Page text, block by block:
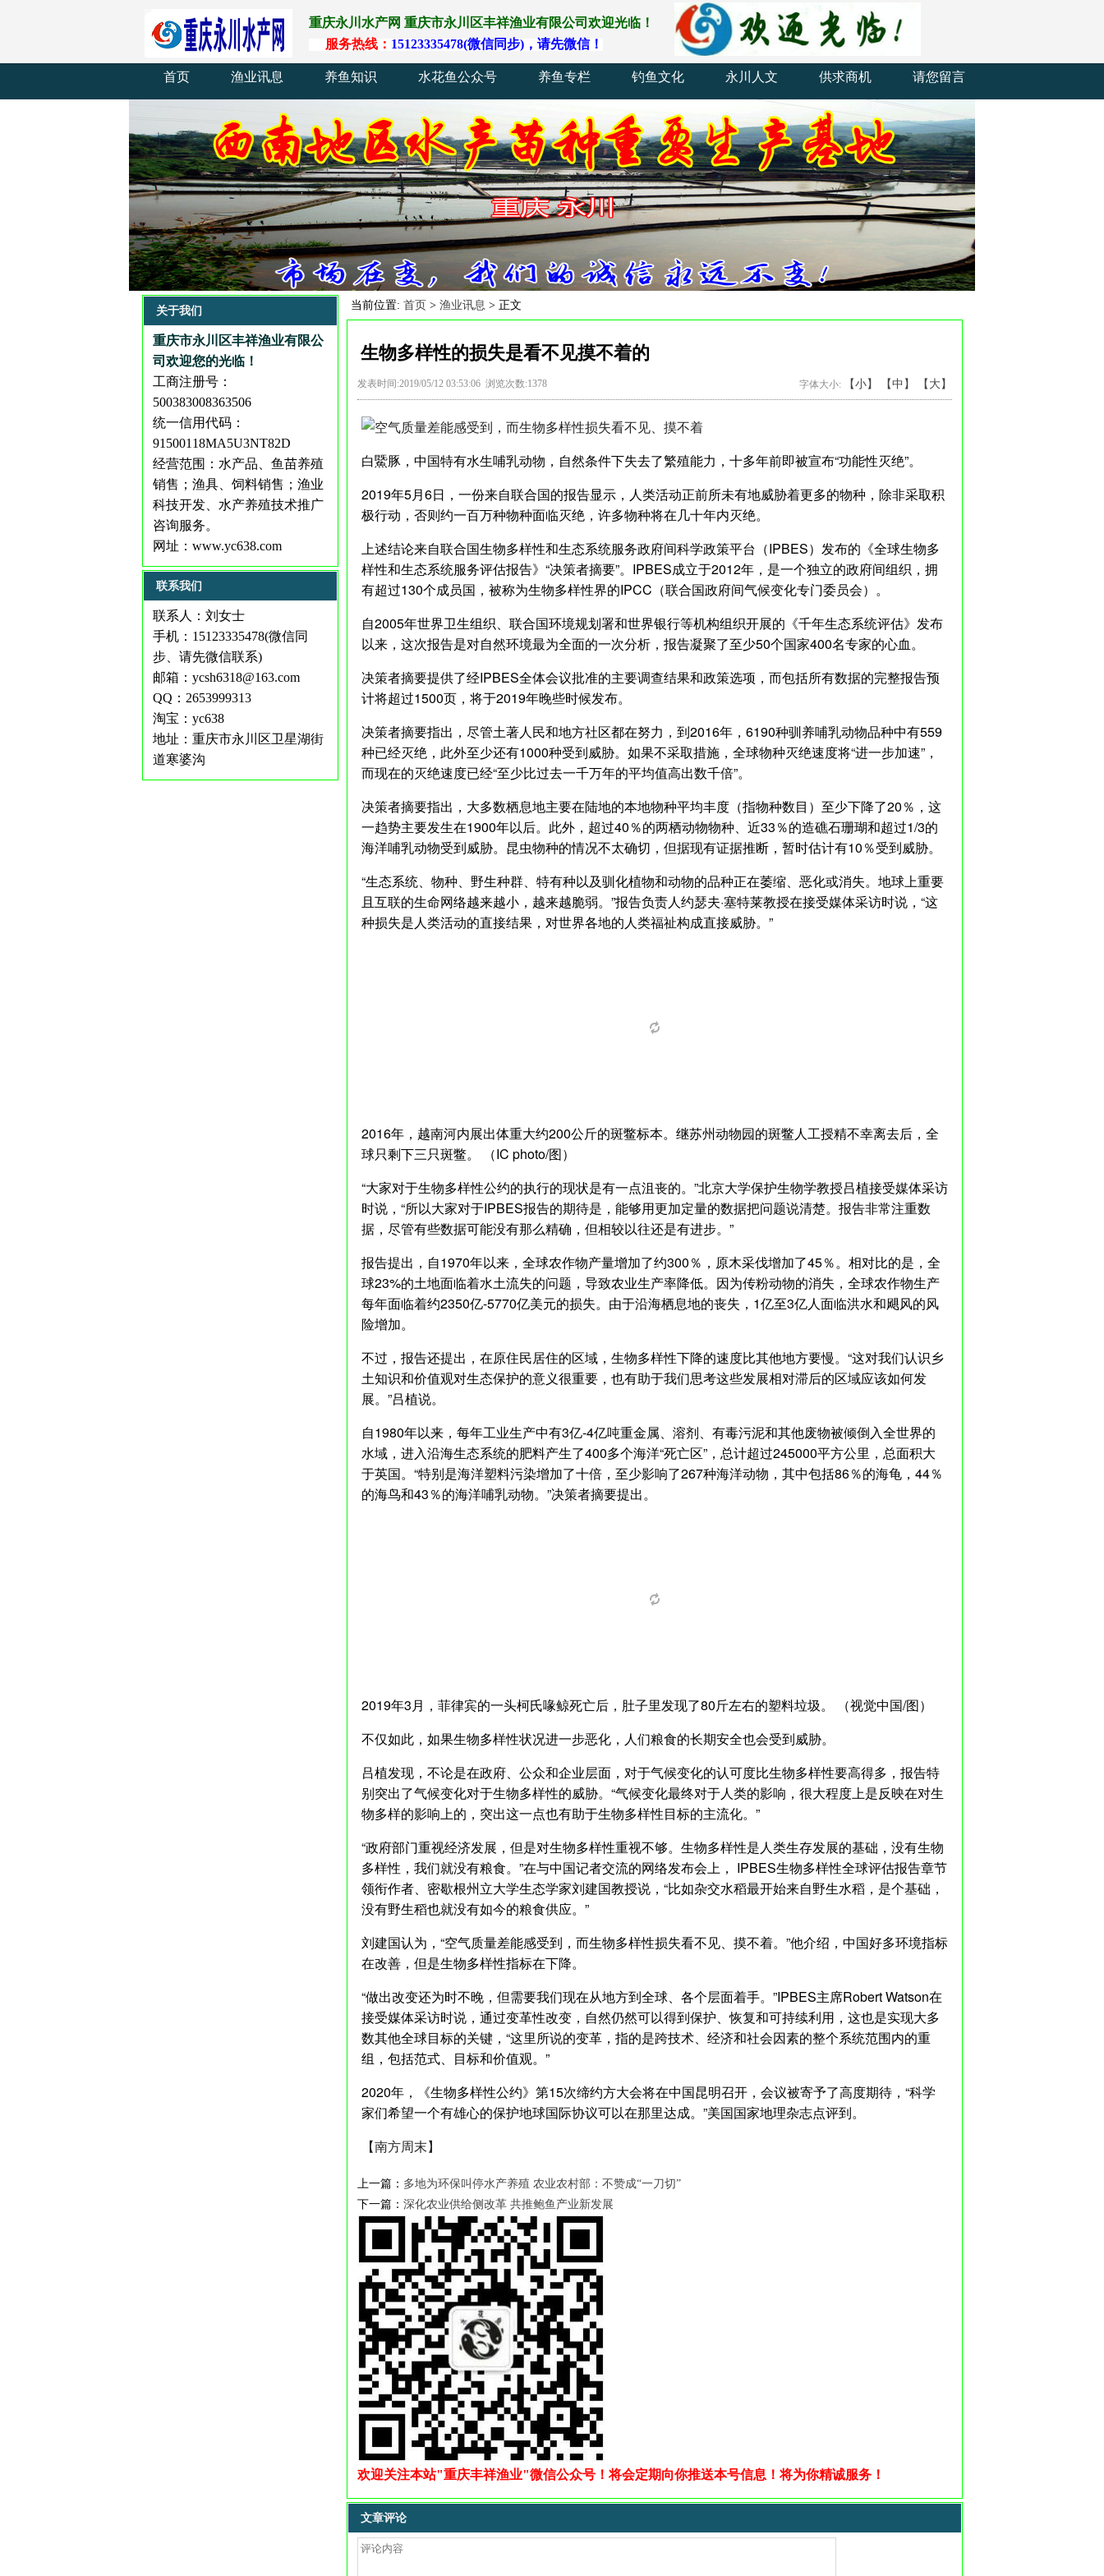
首页 渔业讯息 养鱼知识 水花鱼公众号 养鱼专栏 钓鱼文化 永川人文 供求商机 请您留言
重庆永川水产网 重庆市永川 区丰祥渔业有限公司 欢迎光临！
服务热线： 15123335478(微信同步)， 请先微信！
关于我们
重庆市永川区丰祥渔业有限公
司欢迎您的光临！
工商注册号：
500383008363506
统一信用代码：
91500118MA5U3NT82D
经营范围：水产品、鱼苗养殖
销售；渔具、饲料销售；渔业
科技开发、水产养殖技术推广
咨询服务。
网址： www.yc638.com
联系我们
联系人：刘女士
手机：15123335478(微信同
步、请先微信联系)
邮箱：ycsh6318@163.com
QQ：2653999313
淘宝：yc638
地址：重庆市永川区卫星湖街
道寒婆沟
当前位置: 首页 > 渔业讯息 > 正文
生物多样性的损失是看不见摸不着的
发表时间:2019/05/12 03:53:06 浏览次数:1378 字体大小: 【小】 【中】 【大】
白鱀豚，中国特有水生哺乳动物，自然条件下失去了繁殖能力，十多年前即被宣布“功能性灭绝”。
2019年5月6日，一份来自联合国的报告显示，人类活动正前所未有地威胁着更多的物种，除非采取积
极行动，否则约一百万种物种面临灭绝，许多物种将在几十年内灭绝。
上述结论来自联合国生物多样性和生态系统服务政府间科学政策平台（IPBES）发布的《全球生物多
样性和生态系统服务评估报告》“决策者摘要”。IPBES成立于2012年，是一个独立的政府间组织，拥
有超过130个成员国，被称为生物多样性界的IPCC（联合国政府间气候变化专门委员会）。
自2005年世界卫生组织、联合国环境规划署和世界银行等机构组织开展的《千年生态系统评估》发布
以来，这次报告是对自然环境最为全面的一次分析，报告凝聚了至少50个国家400名专家的心血。
决策者摘要提供了经IPBES全体会议批准的主要调查结果和政策选项，而包括所有数据的完整报告预
计将超过1500页，将于2019年晚些时候发布。
决策者摘要指出，尽管土著人民和地方社区都在努力，到2016年，6190种驯养哺乳动物品种中有559
种已经灭绝，此外至少还有1000种受到威胁。如果不采取措施，全球物种灭绝速度将“进一步加速”，
而现在的灭绝速度已经“至少比过去一千万年的平均值高出数千倍”。
决策者摘要指出，大多数栖息地主要在陆地的本地物种平均丰度（指物种数目）至少下降了20％，这
一趋势主要发生在1900年以后。此外，超过40％的两栖动物物种、近33％的造礁石珊瑚和超过1/3的
海洋哺乳动物受到威胁。昆虫物种的情况不太确切，但据现有证据推断，暂时估计有10％受到威胁。
“生态系统、物种、野生种群、特有种以及驯化植物和动物的品种正在萎缩、恶化或消失。地球上重要
且互联的生命网络越来越小，越来越脆弱。”报告负责人约瑟夫·塞特莱教授在接受媒体采访时说，“这
种损失是人类活动的直接结果，对世界各地的人类福祉构成直接威胁。”
2016年，越南河内展出体重大约200公斤的斑鳖标本。继苏州动物园的斑鳖人工授精不幸离去后，全
球只剩下三只斑鳖。 （IC photo/图）
“大家对于生物多样性公约的执行的现状是有一点沮丧的。”北京大学保护生物学教授吕植接受媒体采访
时说，“所以大家对于IPBES报告的期待是，能够用更加定量的数据把问题说清楚。报告非常注重数
据，尽管有些数据可能没有那么精确，但相较以往还是有进步。”
报告提出，自1970年以来，全球农作物产量增加了约300％，原木采伐增加了45％。相对比的是，全
球23%的土地面临着水土流失的问题，导致农业生产率降低。因为传粉动物的消失，全球农作物生产
每年面临着约2350亿-5770亿美元的损失。由于沿海栖息地的丧失，1亿至3亿人面临洪水和飓风的风
险增加。
不过，报告还提出，在原住民居住的区域，生物多样性下降的速度比其他地方要慢。“这对我们认识乡
土知识和价值观对生态保护的意义很重要，也有助于我们思考这些发展相对滞后的区域应该如何发
展。”吕植说。
自1980年以来，每年工业生产中有3亿-4亿吨重金属、溶剂、有毒污泥和其他废物被倾倒入全世界的
水域，进入沿海生态系统的肥料产生了400多个海洋“死亡区”，总计超过245000平方公里，总面积大
于英国。“特别是海洋塑料污染增加了十倍，至少影响了267种海洋动物，其中包括86％的海龟，44％
的海鸟和43％的海洋哺乳动物。”决策者摘要提出。
2019年3月，菲律宾的一头柯氏喙鲸死亡后，肚子里发现了80斤左右的塑料垃圾。 （视觉中国/图）
不仅如此，如果生物多样性状况进一步恶化，人们粮食的长期安全也会受到威胁。
吕植发现，不论是在政府、公众和企业层面，对于气候变化的认可度比生物多样性要高得多，报告特
别突出了气候变化对于生物多样性的威胁。“气候变化最终对于人类的影响，很大程度上是反映在对生
物多样的影响上的，突出这一点也有助于生物多样性目标的主流化。”
“政府部门重视经济发展，但是对生物多样性重视不够。生物多样性是人类生存发展的基础，没有生物
多样性，我们就没有粮食。”在与中国记者交流的网络发布会上， IPBES生物多样性全球评估报告章节
领衔作者、密歇根州立大学生态学家刘建国教授说，“比如杂交水稻最开始来自野生水稻，是个基础，
没有野生稻也就没有如今的粮食供应。”
刘建国认为，“空气质量差能感受到，而生物多样性损失看不见、摸不着。”他介绍，中国好多环境指标
在改善，但是生物多样性指标在下降。
“做出改变还为时不晚，但需要我们现在从地方到全球、各个层面着手。”IPBES主席Robert Watson在
接受媒体采访时说，通过变革性改变，自然仍然可以得到保护、恢复和可持续利用，这也是实现大多
数其他全球目标的关键，“这里所说的变革，指的是跨技术、经济和社会因素的整个系统范围内的重
组，包括范式、目标和价值观。”
2020年，《生物多样性公约》第15次缔约方大会将在中国昆明召开，会议被寄予了高度期待，“科学
家们希望一个有雄心的保护地球国际协议可以在那里达成。”美国国家地理杂志点评到。
【南方周末】
上一篇： 多地为环保叫停水产养殖 农业农村部：不赞成“一刀切”
下一篇： 深化农业供给侧改革 共推鲍鱼产业新发展
欢迎关注本站"重庆丰祥渔业"微信公众号！将会定期向你推送本号信息！将为你精诚服务！
文章评论